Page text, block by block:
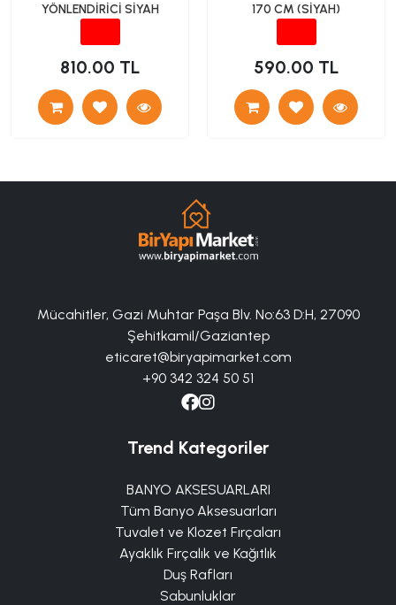
YÖNLENDİRİCİ SİYAH
810.00 TL
170 CM (SİYAH)
590.00 TL
Mücahitler, Gazi Muhtar Paşa Blv. No:63 D:H, 27090
Şehitkamil/Gaziantep
eticaret@biryapimarket.com
+90 342 324 50 51
Trend Kategoriler
BANYO AKSESUARLARI
Tüm Banyo Aksesuarları
Tuvalet ve Klozet Fırçaları
Ayaklık Fırçalık ve Kağıtlık
Duş Rafları
Sabunluklar